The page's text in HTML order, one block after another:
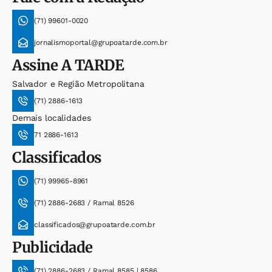
(71) 99601-0020
jornalismoportal@grupoatarde.com.br
AssineA TARDE
Salvador e Região Metropolitana
(71) 2886-1613
Demais localidades
71 2886-1613
Classificados
(71) 99965-8961
(71) 2886-2683 / Ramal 8526
classificados@grupoatarde.com.br
Publicidade